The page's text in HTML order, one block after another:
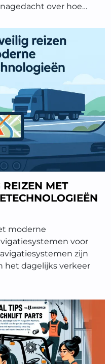
over hoe…
MET
moderne
voor
zijn
het dagelijks verkeer